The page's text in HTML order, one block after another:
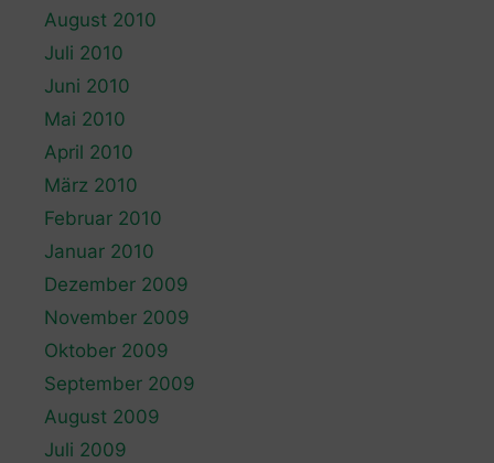
August 2010
Juli 2010
Juni 2010
Mai 2010
April 2010
März 2010
Februar 2010
Januar 2010
Dezember 2009
November 2009
Oktober 2009
September 2009
August 2009
Juli 2009